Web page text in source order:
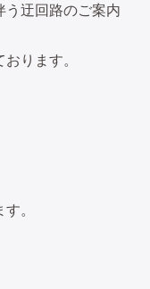
う迂回路のご案内
ります。
。